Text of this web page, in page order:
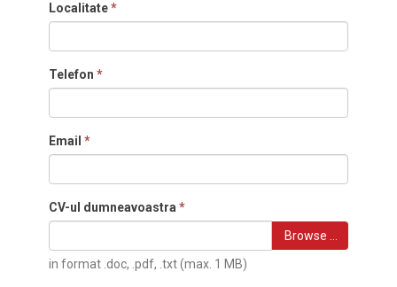
Localitate*
Telefon *
Email *
CV-ul dumneavoastra *
Browse …
in format .doc, .pdf, .txt (max. 1 MB)